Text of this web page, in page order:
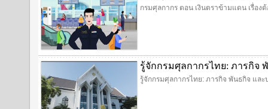
กรมศุลกากร ตอน เงินตราข้ามแดน เรื่อง
รู้จักกรมศุลกากรไทย: ภารกิจ
รู้จักกรมศุลกากรไทย: ภารกิจ พันธกิจ แล